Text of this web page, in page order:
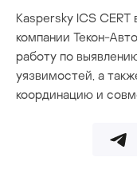
Kaspersky ICS
компании Текон-
работу по
уязвимостей, а
координацию и